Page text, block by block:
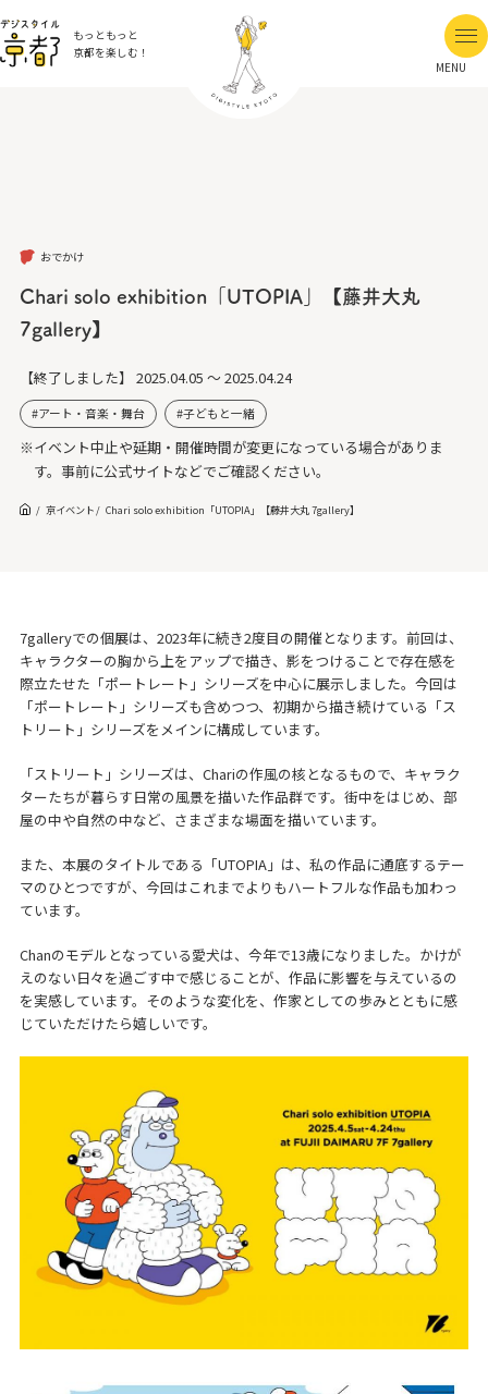
もっともっと
京都を楽しむ！
MENU
おでかけ
Chari solo exhibition「UTOPIA」【藤井大丸
7gallery】
【終了しました】 2025.04.05 ～ 2025.04.24
アート・音楽・舞台 子どもと一緒
※イベント中止や延期・開催時間が変更になっている場合がありま
す。事前に公式サイトなどでご確認ください。
京イベント Chari solo exhibition「UTOPIA」【藤井大丸 7gallery】
7galleryでの個展は、2023年に続き2度目の開催となります。前回は、
キャラクターの胸から上をアップで描き、影をつけることで存在感を
際立たせた「ポートレート」シリーズを中心に展示しました。今回は
「ポートレート」シリーズも含めつつ、初期から描き続けている「ス
トリート」シリーズをメインに構成しています。
「ストリート」シリーズは、Chariの作風の核となるもので、キャラク
ターたちが暮らす日常の風景を描いた作品群です。街中をはじめ、部
屋の中や自然の中など、さまざまな場面を描いています。
また、本展のタイトルである「UTOPIA」は、私の作品に通底するテー
マのひとつですが、今回はこれまでよりもハートフルな作品も加わっ
ています。
Chanのモデルとなっている愛犬は、今年で13歳になりました。かけが
えのない日々を過ごす中で感じることが、作品に影響を与えているの
を実感しています。そのような変化を、作家としての歩みとともに感
じていただけたら嬉しいです。